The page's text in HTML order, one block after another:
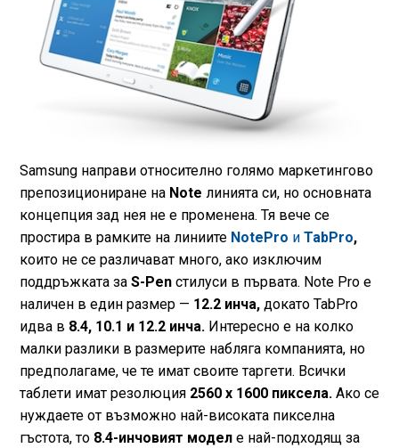
Samsung направи относително голямо маркетингово
препозициониране на Note линията си, но основната
концепция зад нея не е променена. Тя вече се
простира в рамките на линиите NotePro и TabPro,
които не се различават много, ако изключим
поддръжката за S-Penстилуси в първата. Note Pro е
наличен в един размер — 12.2 инча,докато TabPro
идва в 8.4, 10.1 и 12.2 инча. Интересно е на колко
малки разлики в размерите набляга компанията, но
предполагаме, че те имат своите таргети. Всички
таблети имат резолюция 2560 х 1600 пиксела.Ако се
нуждаете от възможно най-високата пикселна
гъстота, то 8.4-инчовият моделе най-подходящ за